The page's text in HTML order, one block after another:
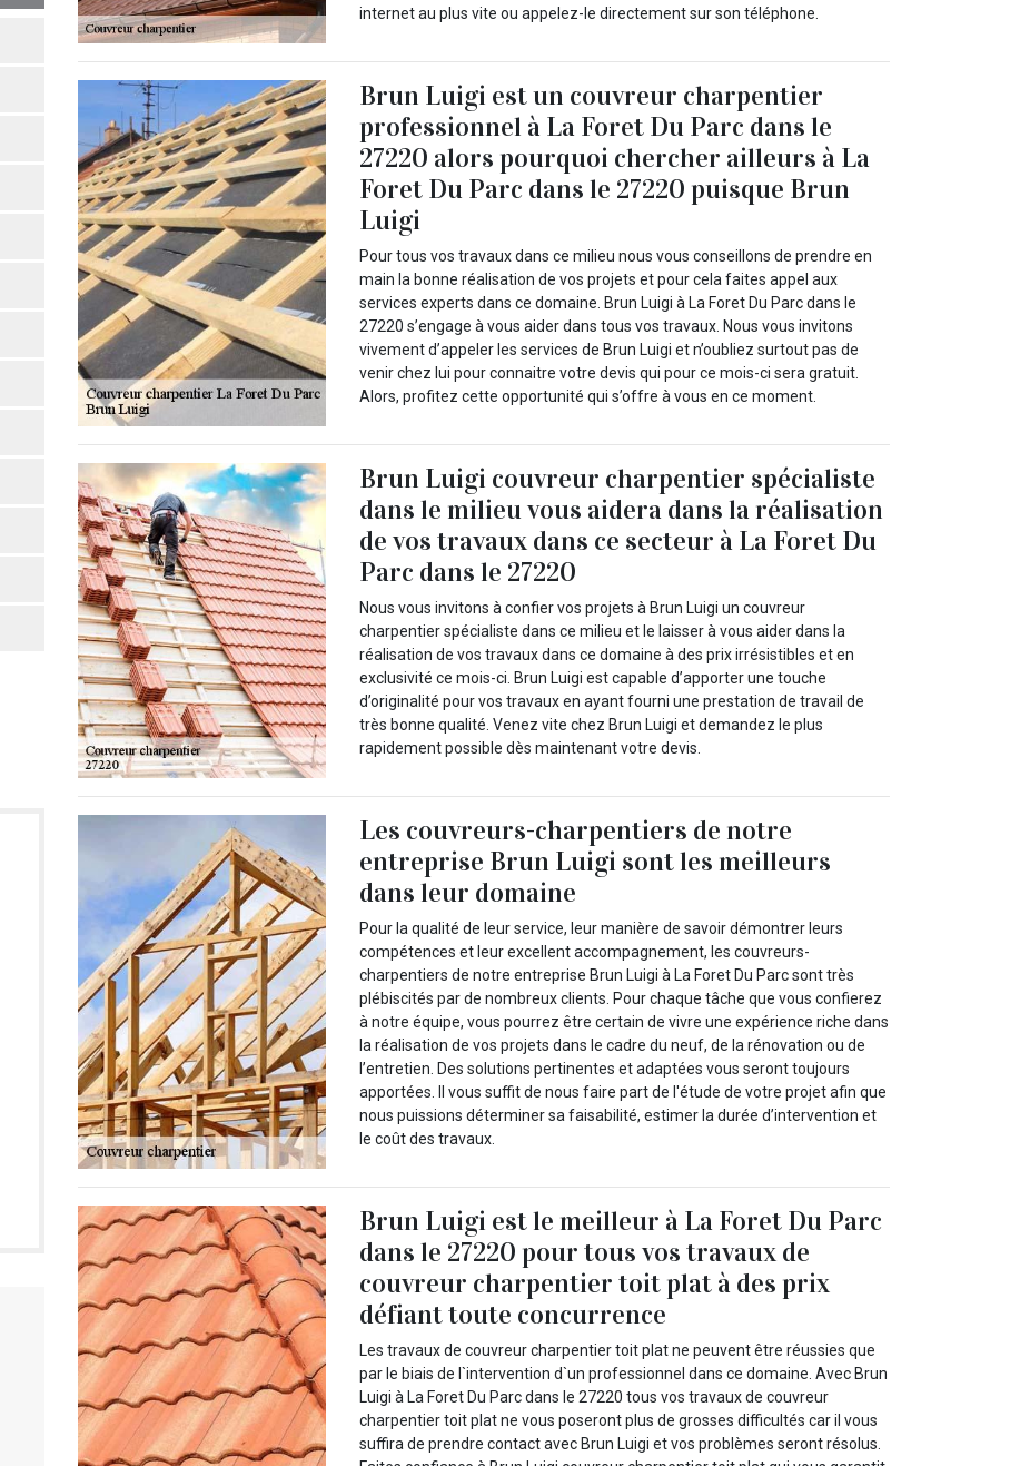
internet au plus vite ou appelez-le directement sur son téléphone.
Brun Luigi est un couvreur charpentier
professionnel à La Foret Du Parc dans le
27220 alors pourquoi chercher ailleurs à La
Foret Du Parc dans le 27220 puisque Brun
Luigi
Pour tous vos travaux dans ce milieu nous vous conseillons de prendre en
main la bonne réalisation de vos projets et pour cela faites appel aux
services experts dans ce domaine. Brun Luigi à La Foret Du Parc dans le
27220 s’engage à vous aider dans tous vos travaux. Nous vous invitons
vivement d’appeler les services de Brun Luigi et n’oubliez surtout pas de
venir chez lui pour connaitre votre devis qui pour ce mois-ci sera gratuit.
Alors, profitez cette opportunité qui s’offre à vous en ce moment.
Brun Luigi couvreur charpentier spécialiste
dans le milieu vous aidera dans la réalisation
de vos travaux dans ce secteur à La Foret Du
Parc dans le 27220
Nous vous invitons à confier vos projets à Brun Luigi un couvreur
charpentier spécialiste dans ce milieu et le laisser à vous aider dans la
réalisation de vos travaux dans ce domaine à des prix irrésistibles et en
exclusivité ce mois-ci. Brun Luigi est capable d’apporter une touche
d’originalité pour vos travaux en ayant fourni une prestation de travail de
très bonne qualité. Venez vite chez Brun Luigi et demandez le plus
rapidement possible dès maintenant votre devis.
Les couvreurs-charpentiers de notre
entreprise Brun Luigi sont les meilleurs
dans leur domaine
Pour la qualité de leur service, leur manière de savoir démontrer leurs
compétences et leur excellent accompagnement, les couvreurs-
charpentiers de notre entreprise Brun Luigi à La Foret Du Parc sont très
plébiscités par de nombreux clients. Pour chaque tâche que vous confierez
à notre équipe, vous pourrez être certain de vivre une expérience riche dans
la réalisation de vos projets dans le cadre du neuf, de la rénovation ou de
l’entretien. Des solutions pertinentes et adaptées vous seront toujours
apportées. Il vous suffit de nous faire part de l'étude de votre projet afin que
nous puissions déterminer sa faisabilité, estimer la durée d’intervention et
le coût des travaux.
Brun Luigi est le meilleur à La Foret Du Parc
dans le 27220 pour tous vos travaux de
couvreur charpentier toit plat à des prix
défiant toute concurrence
Les travaux de couvreur charpentier toit plat ne peuvent être réussies que
par le biais de l`intervention d`un professionnel dans ce domaine. Avec Brun
Luigi à La Foret Du Parc dans le 27220 tous vos travaux de couvreur
charpentier toit plat ne vous poseront plus de grosses difficultés car il vous
suffira de prendre contact avec Brun Luigi et vos problèmes seront résolus.